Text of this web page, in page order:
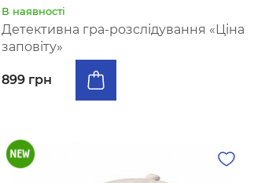
В наявності
Детективна гра-розслідування «Ціна
заповіту»
899 грн